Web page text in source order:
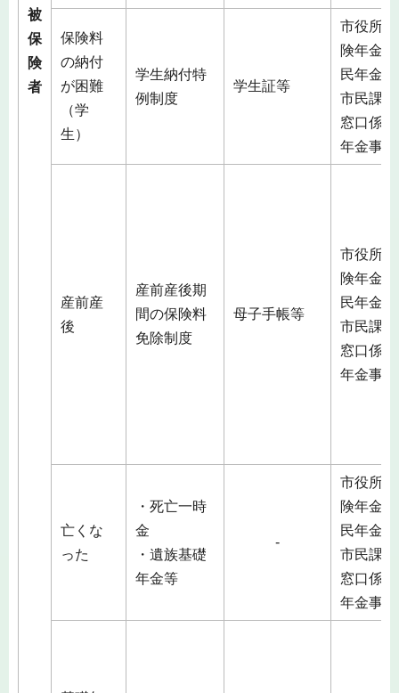
被
保
険
者
保険料
の納付
が困難
（学
生）
学生納付特
例制度
学生証等
市役所
険年金
民年金
市民課
窓口係
年金事
産前産
後
産前産後期
間の保険料
免除制度
母子手帳等
市役所
険年金
民年金
市民課
窓口係
年金事
亡くな
った
・死亡一時
金
・遺族基礎
年金等
-
市役所
険年金
民年金
市民課
窓口係
年金事